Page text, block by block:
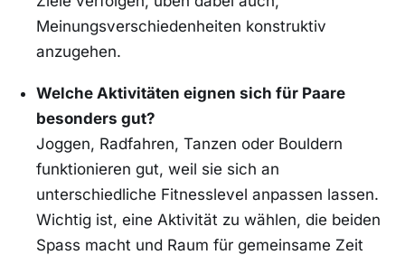
Meinungsverschiedenheiten konstruktiv
anzugehen.
Welche Aktivitäten eignen sich für Paare
besonders gut?
Joggen, Radfahren, Tanzen oder Bouldern
funktionieren gut, weil sie sich an
unterschiedliche Fitnesslevel anpassen lassen.
Wichtig ist, eine Aktivität zu wählen, die beiden
Spass macht und Raum für gemeinsame Zeit